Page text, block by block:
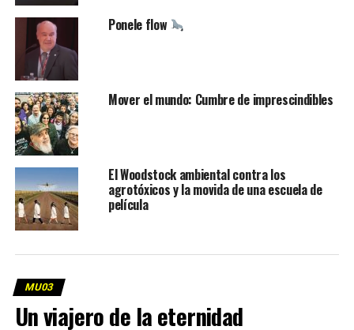
Ponele flow
Mover el mundo: Cumbre de imprescindibles
El Woodstock ambiental contra los
agrotóxicos y la movida de una escuela de
película
MU03
Un viajero de la eternidad